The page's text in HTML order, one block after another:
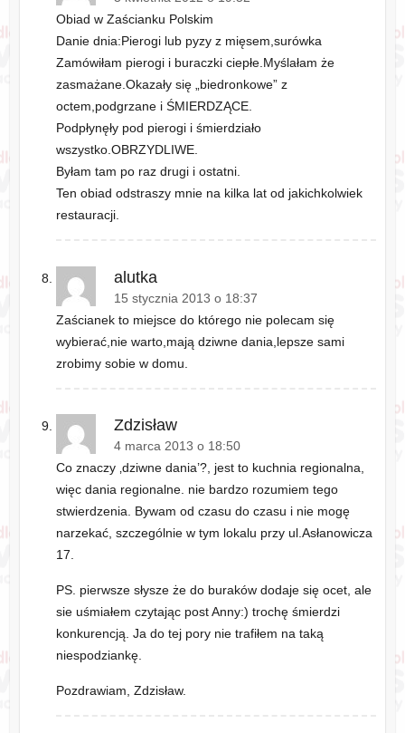
Obiad w Zaścianku Polskim
Danie dnia:Pierogi lub pyzy z mięsem,surówka
Zamówiłam pierogi i buraczki ciepłe.Myślałam że
zasmażane.Okazały się „biedronkowe” z
octem,podgrzane i ŚMIERDZĄCE.
Podpłynęły pod pierogi i śmierdziało
wszystko.OBRZYDLIWE.
Byłam tam po raz drugi i ostatni.
Ten obiad odstraszy mnie na kilka lat od jakichkolwiek
restauracji.
alutka
15 stycznia 2013 o 18:37
Zaścianek to miejsce do którego nie polecam się
wybierać,nie warto,mają dziwne dania,lepsze sami
zrobimy sobie w domu.
Zdzisław
4 marca 2013 o 18:50
Co znaczy ‚dziwne dania’?, jest to kuchnia regionalna,
więc dania regionalne. nie bardzo rozumiem tego
stwierdzenia. Bywam od czasu do czasu i nie mogę
narzekać, szczególnie w tym lokalu przy ul.Asłanowicza
17.
PS. pierwsze słysze że do buraków dodaje się ocet, ale
sie uśmiałem czytając post Anny:) trochę śmierdzi
konkurencją. Ja do tej pory nie trafiłem na taką
niespodziankę.
Pozdrawiam, Zdzisław.